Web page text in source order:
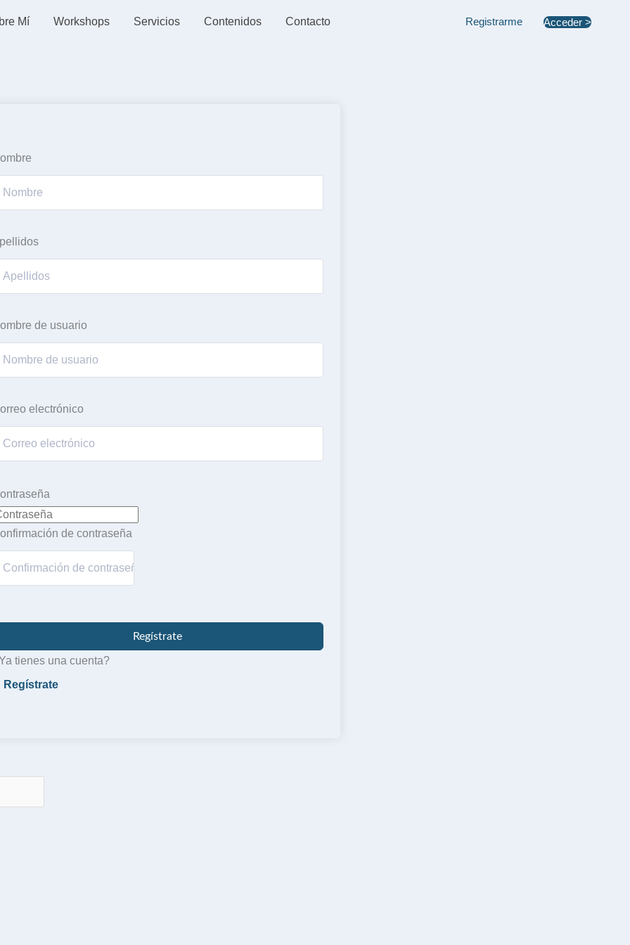
Mí Workshops Servicios Contenidos Contacto Registrarme Acceder >
de usuario
electrónico
de contraseña
Regístrate
tienes una cuenta?